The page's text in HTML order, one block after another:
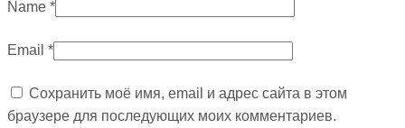
Name *
Email *
Сохранить моё имя, email и адрес сайта в этом
браузере для последующих моих комментариев.